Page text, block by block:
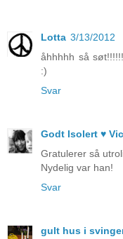
Lotta 3/13/2012
åhhhhh så
:)
Svar
Godt Isolert ♥
Gratulerer så
Nydelig var han!
Svar
gult hus i